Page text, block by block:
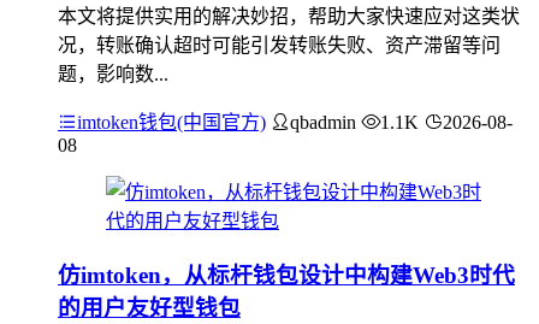
本文将提供实用的解决妙招，帮助大家快速应对这类状
况，转账确认超时可能引发转账失败、资产滞留等问
题，影响数...
imtoken钱包(中国官方) qbadmin 1.1K
2026-08-
08
仿imtoken，从标杆钱包设计中构建Web3时代
的用户友好型钱包